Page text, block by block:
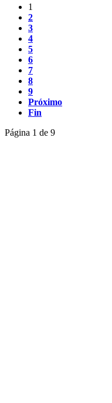
1
2
3
4
5
6
7
8
9
Próximo
Fin
Página 1 de 9